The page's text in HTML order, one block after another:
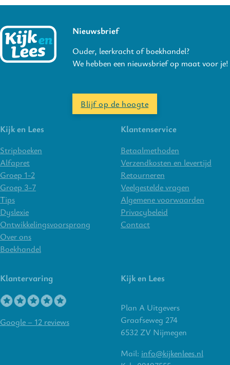
Nieuwsbrief
Ouder, leerkracht of boekhandel?
We hebben een nieuwsbrief op maat voor je!
Blijf op de hoogte
Kijk en Lees
Stripboeken
Alfapret
Groep 1-2
Groep 3-7
Tips
Dyslexie
Ontwikkelingsvoorsprong
Over ons
Boekhandel
Klantenservice
Betaalmethoden
Verzendkosten en levertijd
Retourneren
Veelgestelde vragen
Algemene voorwaarden
Privacybeleid
Contact
Klantervaring
Google – 12 reviews
Kijk en Lees
Plan A Uitgevers
Graafseweg 274
6532 ZV Nijmegen
Mail: info@kijkenlees.nl